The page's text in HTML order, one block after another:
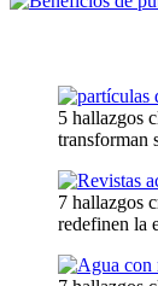
5 hallazgos
transforman
7 hallazgos
redefinen la